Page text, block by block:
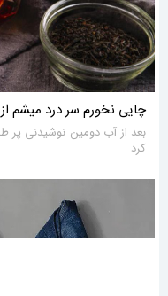
چایی نخورم سر درد میشم از
بعد از آب دومین نوشیدنی پر
کرد.